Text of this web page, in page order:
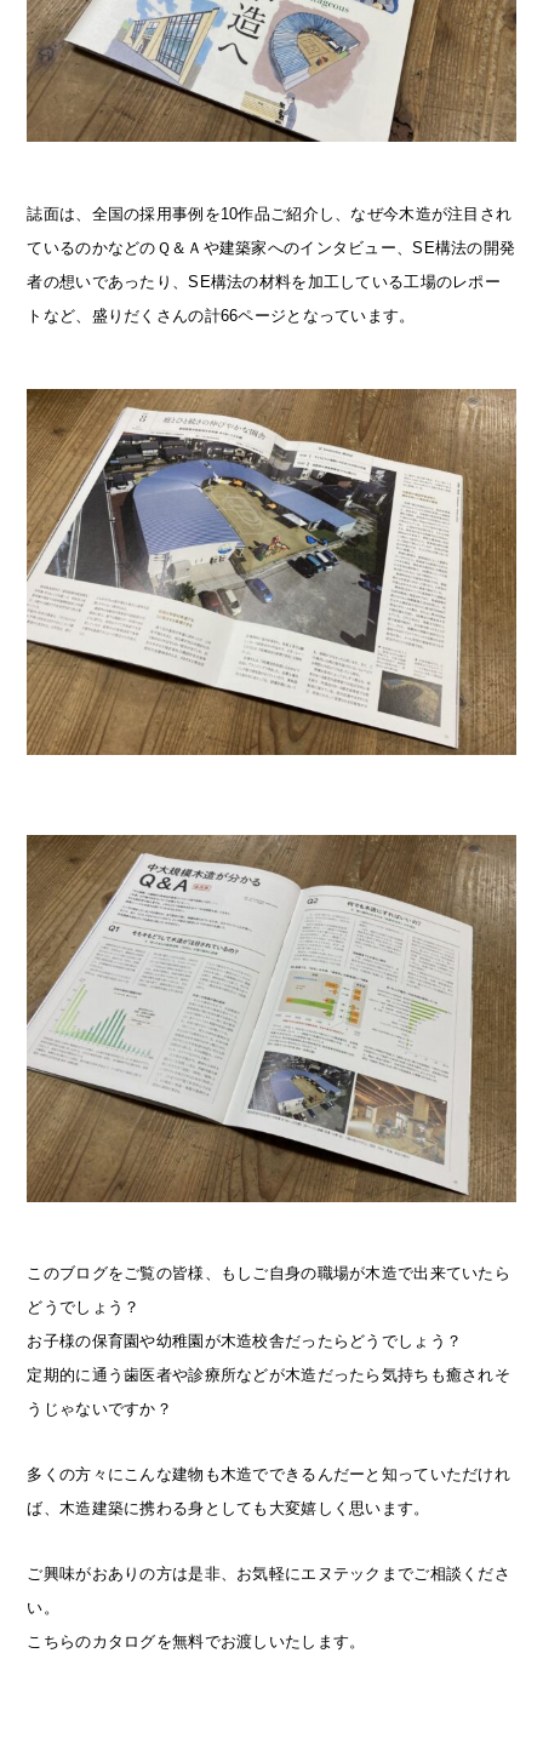
誌面は、全国の採用事例を10作品ご紹介し、なぜ今木造が注目され
ているのかなどのＱ＆Ａや建築家へのインタビュー、SE構法の開発
者の想いであったり、SE構法の材料を加工している工場のレポー
トなど、盛りだくさんの計66ページとなっています。
このブログをご覧の皆様、もしご自身の職場が木造で出来ていたら
どうでしょう？
お子様の保育園や幼稚園が木造校舎だったらどうでしょう？
定期的に通う歯医者や診療所などが木造だったら気持ちも癒されそ
うじゃないですか？
多くの方々にこんな建物も木造でできるんだーと知っていただけれ
ば、木造建築に携わる身としても大変嬉しく思います。
ご興味がおありの方は是非、お気軽にエヌテックまでご相談くださ
い。
こちらのカタログを無料でお渡しいたします。